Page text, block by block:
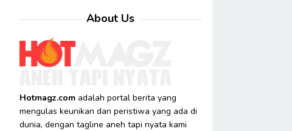
About Us
Hotmagz.comadalah portal berita yang
mengulas keunikan dan peristiwa yang ada di
dunia, dengan tagline aneh tapi nyata kami